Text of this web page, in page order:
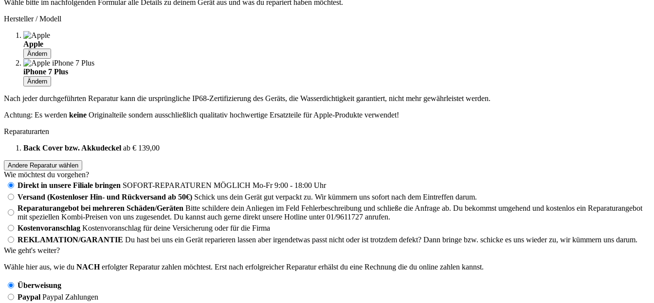
Wähle bitte im nachfolgenden Formular alle Details zu deinem Gerät aus und was du repariert haben möchtest.
Hersteller / Modell
Apple
Ändern
iPhone 7 Plus
Ändern
Nach jeder durchgeführten Reparatur kann die ursprüngliche IP68-Zertifizierung des Geräts, die Wasserdichtigkeit garantiert, nicht mehr gewährleistet werden.
Achtung: Es werden keine Originalteile sondern ausschließlich qualitativ hochwertige Ersatzteile für Apple-Produkte verwendet!
Reparaturarten
Back Cover bzw. Akkudeckel ab € 139,00
Andere Reparatur wählen
Wie möchtest du vorgehen?
Direkt in unsere Filiale bringen SOFORT-REPARATUREN MÖGLICH Mo-Fr 9:00 - 18:00 Uhr
Versand (Kostenloser Hin- und Rückversand ab 50€) Schick uns dein Gerät gut verpackt zu. Wir kümmern uns sofort nach dem Eintreffen darum.
Reparaturangebot bei mehreren Schäden/Geräten Bitte schildere dein Anliegen im Feld Fehlerbeschreibung und schließe die Anfrage ab. Du bekommst umgehend und kostenlos ein Reparaturangebot
mit speziellen Kombi-Preisen von uns zugesendet. Du kannst auch gerne direkt unsere Hotline unter 01/9611727 anrufen.
Kostenvoranschlag Kostenvoranschlag für deine Versicherung oder für die Firma
REKLAMATION/GARANTIE Du hast bei uns ein Gerät reparieren lassen aber irgendetwas passt nicht oder ist trotzdem defekt? Dann bringe bzw. schicke es uns wieder zu, wir kümmern uns darum.
Wie geht's weiter?
Wähle hier aus, wie du NACHerfolgter Reparatur zahlen möchtest. Erst nach erfolgreicher Reparatur erhälst du eine Rechnung die du online zahlen kannst.
Überweisung
Paypal Paypal Zahlungen